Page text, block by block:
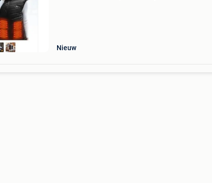
Nieuw